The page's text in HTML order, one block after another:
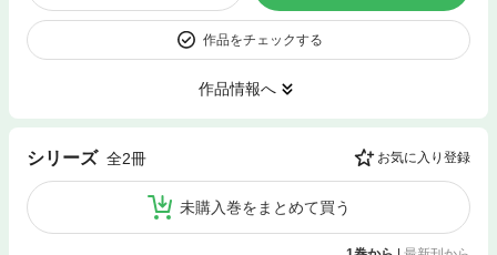
作品をチェックする
作品情報へ
シリーズ 全2冊 お気に入り登録
未購入巻をまとめて買う